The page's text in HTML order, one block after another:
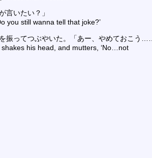
言いたい？」
you still wanna tell that joke?’
振ってつぶやいた。「あー、やめておこう……
his head, and mutters, ‘No…not